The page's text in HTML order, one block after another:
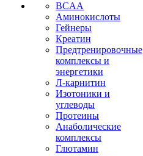
BCAA
Аминокислоты
Гейнеры
Креатин
Предтренировочные
комплексы и
энергетики
Л-карнитин
Изотоники и
углеводы
Протеины
Анаболические
комплексы
Глютамин